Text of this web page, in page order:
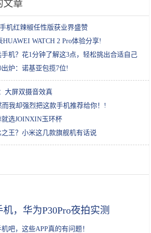
文章
机红辣椒任性版获业界盛赞
WATCH 2 Pro体验分享!
机？花1分钟了解这3点，轻松挑出合适自己
炉：诺基亚包揽7位!
大屏双摄音效真
而我却强烈把这款手机推荐给你！!
选JOINXIN玉环杯
王？小米这几款旗舰机有话说
，华为P30Pro夜拍实测
吧，这些APP真的有问题！